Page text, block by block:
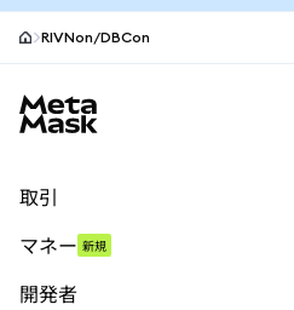
RIVNon/DBCon
取引
マネー 新規
開発者